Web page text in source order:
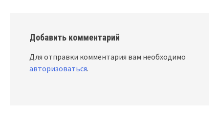
Добавить комментарий
Для отправки комментария вам необходимо
авторизоваться.